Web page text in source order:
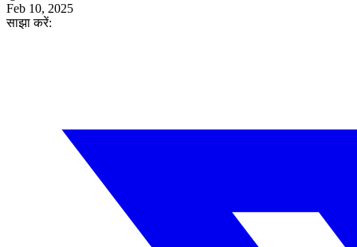
Feb 10, 2025
साझा करें: